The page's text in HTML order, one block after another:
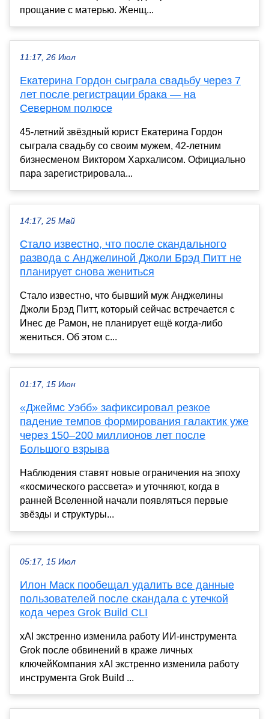
прощание с матерью. Женщ...
11:17, 26 Июл
Екатерина Гордон сыграла свадьбу через 7
лет после регистрации брака — на
Северном полюсе
45-летний звёздный юрист Екатерина Гордон
сыграла свадьбу со своим мужем, 42-летним
бизнесменом Виктором Хархалисом. Официально
пара зарегистрировала...
14:17, 25 Май
Стало известно, что после скандального
развода с Анджелиной Джоли Брэд Питт не
планирует снова жениться
Стало известно, что бывший муж Анджелины
Джоли Брэд Питт, который сейчас встречается с
Инес де Рамон, не планирует ещё когда-либо
жениться. Об этом с...
01:17, 15 Июн
«Джеймс Уэбб» зафиксировал резкое
падение темпов формирования галактик уже
через 150–200 миллионов лет после
Большого взрыва
Наблюдения ставят новые ограничения на эпоху
«космического рассвета» и уточняют, когда в
ранней Вселенной начали появляться первые
звёзды и структуры...
05:17, 15 Июл
Илон Маск пообещал удалить все данные
пользователей после скандала с утечкой
кода через Grok Build CLI
xAI экстренно изменила работу ИИ-инструмента
Grok после обвинений в краже личных
ключейКомпания xAI экстренно изменила работу
инструмента Grok Build ...